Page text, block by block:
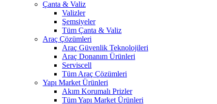
Çanta & Valiz
Valizler
Şemsiyeler
Tüm Çanta & Valiz
Araç Çözümleri
Araç Güvenlik Teknolojileri
Araç Donanım Ürünleri
Serviscell
Tüm Araç Çözümleri
Yapı Market Ürünleri
Akım Korumalı Prizler
Tüm Yapı Market Ürünleri